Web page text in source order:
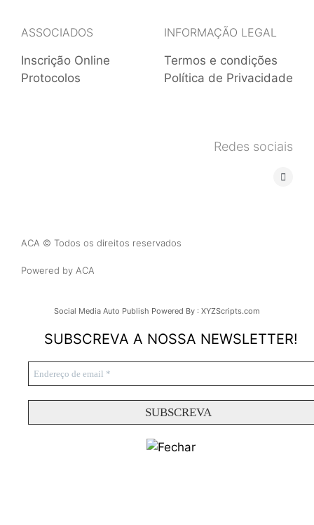
ASSOCIADOS
Inscrição Online
Protocolos
INFORMAÇÃO LEGAL
Termos e condições
Política de Privacidade
Redes sociais
ACA © Todos os direitos reservados
Powered by ACA
Social Media Auto Publish Powered By : XYZScripts.com
SUBSCREVA A NOSSA NEWSLETTER!